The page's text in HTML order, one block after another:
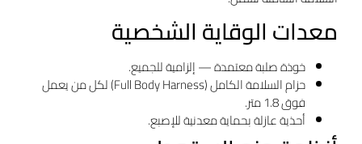
معدات الوقاية الشخصية
خوذة صلبة معتمدة — إلزامية للجميع.
حزام السلامة الكامل (Full Body Harness) لكل من يعمل
فوق 1.8 متر.
أحذية عازلة بحماية معدنية للإصبع.